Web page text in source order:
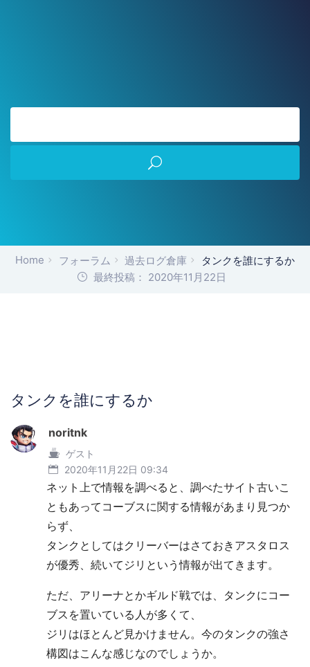
Home フォーラム 過去ログ倉庫
タンクを誰にするか
最終投稿： 2020年11月22日
タンクを誰にするか
noritnk
ゲスト
2020年11月22日 09:34
ネット上で情報を調べると、調べたサイト古いこ
ともあってコーブスに関する情報があまり見つか
らず、
タンクとしてはクリーバーはさておきアスタロス
が優秀、続いてジリという情報が出てきます。
ただ、アリーナとかギルド戦では、タンクにコー
ブスを置いている人が多くて、
ジリはほとんど見かけません。今のタンクの強さ
構図はこんな感じなのでしょうか。